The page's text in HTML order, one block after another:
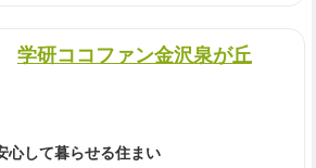
学研ココファン金沢泉が丘
心して暮らせる住まい